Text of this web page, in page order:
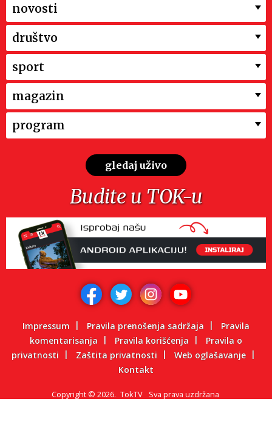
novosti
društvo
sport
magazin
program
gledaj uživo
Budite u TOK-u
Impressum Pravila prenošenja sadržaja
Pravila
komentarisanja
Pravila korišćenja
Pravila o
privatnosti
Zaštita privatnosti
Web oglašavanje
Kontakt
Copyright © 2026. TokTV Sva prava uzdržana